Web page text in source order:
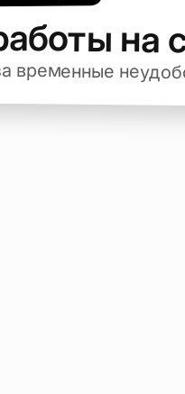
на
временные